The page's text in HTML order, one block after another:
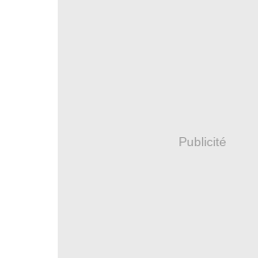
Publicité